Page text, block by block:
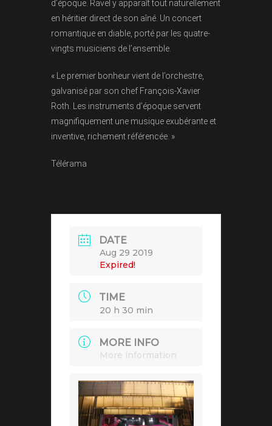
d’époque. Ravel y apparaît tout naturellement
en héritier direct de son aîné. Un concert
romantique en diable, porté par les quatre-
vingts musiciens de l’ensemble.
« Le premier bonheur vient de l’orchestre,
galvanisé par son chef François-Xavier
Roth. Les instruments d’époque servent
magnifiquement une musique exubérante et
inventive, richement référencée. »
Télérama
DATE
Aug 29 2019
Expired!
TIME
20 h 30 min
MORE INFO
More information